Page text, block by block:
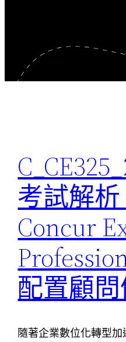
考試解析
Concur
配置顧
隨著企業數位化轉型